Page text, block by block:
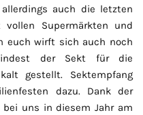
auch die letzten
Supermärkten und
euch wirft sich auch noch
der Sekt für die
gestellt. Sektempfang
dazu. Dank der
uns in diesem Jahr am